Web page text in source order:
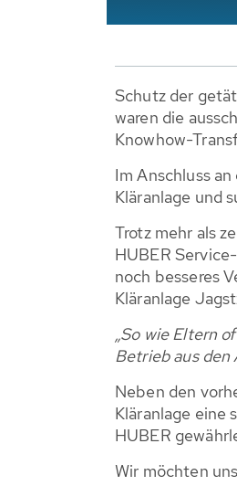
Schutz der
waren die
Knowhow-
Im Anschluss
Kläranlage und
Trotz mehr als
HUBER
noch besseres
Kläranlage
„So wie Eltern
Betrieb aus den
Neben den
Kläranlage eine
HUBER
Wir möchten